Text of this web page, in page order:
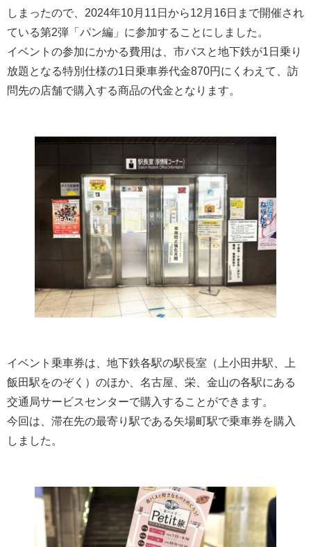
しまったので、2024年10月11日から12月16日まで開催され
ている第2弾「パン編」に参加することにしました。
イベントの参加にかかる費用は、市バスと地下鉄が1日乗り
放題となる特別仕様の1日乗車券代金870円にくわえて、訪
問先の店舗で購入する商品の代金となります。
イベント乗車券は、地下鉄各駅の駅長室（上小田井駅、上
飯田駅をのぞく）のほか、名古屋、栄、金山の各駅にある
交通局サービスセンターで購入することができます。
今回は、滞在先の最寄り駅である矢場町駅で乗車券を購入
しました。